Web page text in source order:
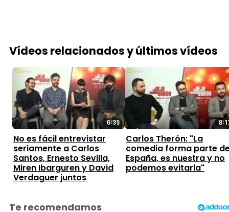
Vídeos relacionados y últimos vídeos
6:31
No es fácil entrevistar
seriamente a Carlos
Santos, Ernesto Sevilla,
Miren Ibarguren y David
Verdaguer juntos
Carlos Therón: "La
comedia forma parte
España, es nuestra y no
podemos evitarla"